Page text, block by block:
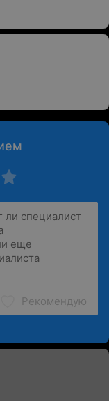
Рекомендую